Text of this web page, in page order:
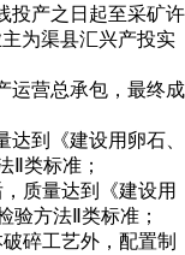
投产之日起至采矿许
为渠县汇兴产投实
运营总承包，最终成
到《建设用卵石、
Ⅱ类标准；
质量达到《建设用
验方法Ⅱ类标准；
碎工艺外，配置制